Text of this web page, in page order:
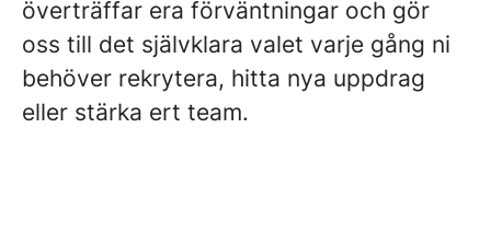
överträffar era förväntningar och gör
oss till det självklara valet varje gång ni
behöver rekrytera, hitta nya uppdrag
eller stärka ert team.